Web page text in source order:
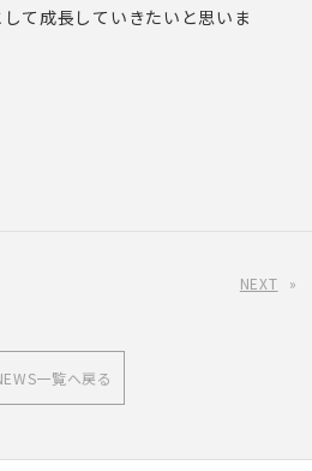
て成長していきたいと思いま
NEXT »
一覧へ戻る